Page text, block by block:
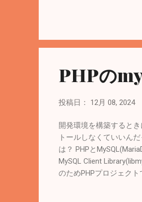
PHPの
投稿日： 12月 08, 2024
開発環境を構築すると
トールしなくていいん
は？ PHPと
MySQL Client
のためPHPプロジェク
mysqlnd mysqlndと